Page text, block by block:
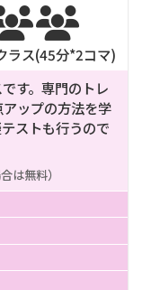

ラス(45分*2コマ)
す。専門のトレ
ップの方法を学
ストも行うので
は無料）
20週間
2,065,000
24週間
2,476,000
20週間
2,000,000